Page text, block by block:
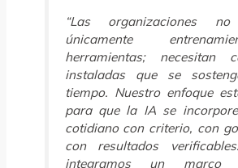
“Las organizaciones no
únicamente
herramientas; necesitan
instaladas que se
tiempo. Nuestro enfoque
para que la IA se
cotidiano con criterio, con
con resultados
integramos un marco